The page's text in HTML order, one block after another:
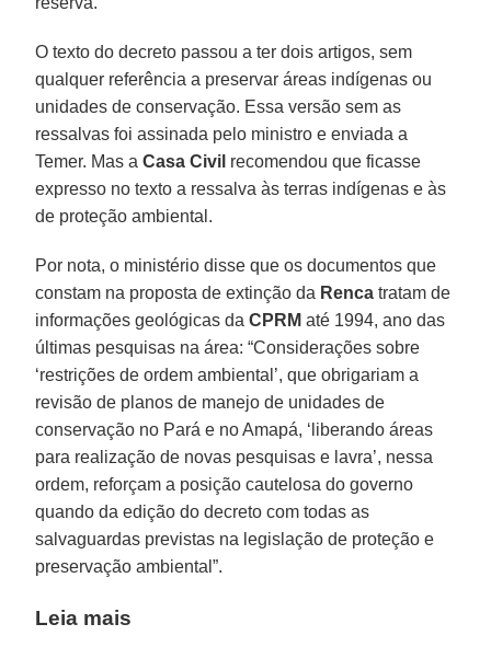
O texto do decreto passou a ter dois artigos, sem
qualquer referência a preservar áreas indígenas ou
unidades de conservação. Essa versão sem as
ressalvas foi assinada pelo ministro e enviada a
Temer. Mas aCasa Civil recomendou que ficasse
expresso no texto a ressalva às terras indígenas e às
de proteção ambiental.
Por nota, o ministério disse que os documentos que
constam na proposta de extinção da Renca tratam de
informações geológicas daCPRM até 1994, ano das
últimas pesquisas na área: “Considerações sobre
‘restrições de ordem ambiental’, que obrigariam a
revisão de planos de manejo de unidades de
conservação no Pará e no Amapá, ‘liberando áreas
para realização de novas pesquisas e lavra’, nessa
ordem, reforçam a posição cautelosa do governo
quando da edição do decreto com todas as
salvaguardas previstas na legislação de proteção e
preservação ambiental”.
Leia mais